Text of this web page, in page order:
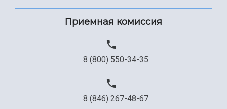
Приемная комиссия
8 (800) 550-34-35
8 (846) 267-48-67